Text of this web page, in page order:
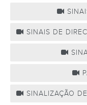
SINAIS DE
SINALIZAÇÃO